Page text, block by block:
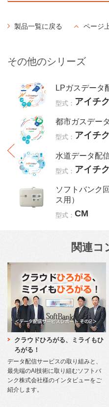
製品一覧に戻る ページ
その他のシリーズ
LPガスデータ
型式： アイチ
都市ガスデー
型式： アイチ
水道データ配
型式： アイチ
ソフトバンク
ス用）
型式： CM
関連コ
クラウドひろがる、ミライもひ
ろがる！
データ配信サービスの取り組みと、
最先端のAI技術に取り組むソフトバ
ンク株式会社様のインタビューをご
紹介します。